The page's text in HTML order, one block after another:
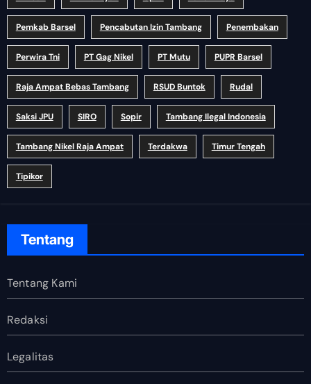
Pemkab Barsel Pencabutan Izin Tambang Penembakan
Perwira Tni PT Gag Nikel PT Mutu PUPR Barsel
Raja Ampat Bebas Tambang RSUD Buntok Rudal
Saksi JPU SIRO Sopir Tambang Ilegal Indonesia
Tambang Nikel Raja Ampat Terdakwa Timur Tengah
Tipikor
Tentang
Tentang Kami
Redaksi
Legalitas